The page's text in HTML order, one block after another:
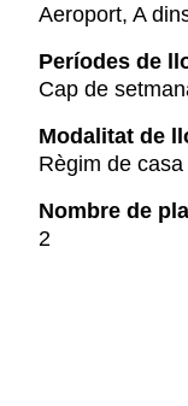
Aeroport, A
Períodes de
Cap de
Modalitat de
Règim de
Nombre de
2